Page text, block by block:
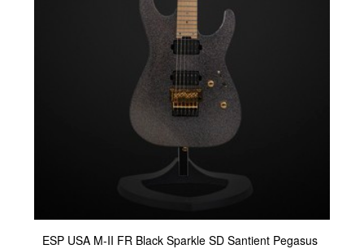
ESP USA M-II FR Black Sparkle SD Santient Pegasus